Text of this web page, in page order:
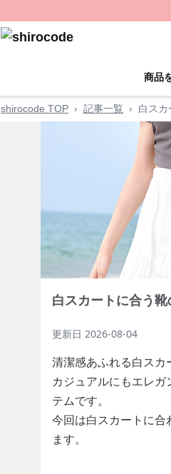
商品
shirocode TOP › 記事一覧 › 白ス
白スカートに合う
更新日 2026-08-04
清潔感あふれる白スカ
カジュアルにもエレ
テムです。
今回は白スカートに
ます。